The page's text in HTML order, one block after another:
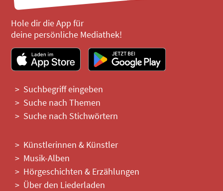
Hole dir die App für
deine persönliche Mediathek!
Suchbegriff eingeben
Suche nach Themen
Suche nach Stichwörtern
Künstlerinnen & Künstler
Musik-Alben
Hörgeschichten & Erzählungen
Über den Liederladen